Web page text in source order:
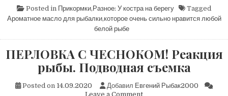
рыбе
РЫБАЛКИ,
КОТОРОЕ
ОЧЕНЬ
ЛЮБОЙ
РЫБЕ
Posted in Прикормки,Разное: У костра на берегу
Tagged
Ароматное масло для рыбалки,которое очень сильно нравится любой
белой рыбе
ПЕРЛОВКА С ЧЕСНОКОМ! Реакция
рыбы. Подводная съемка
Posted on 14.09.2020 Добавил Евгений Рыбак2000
Leave a Commenton